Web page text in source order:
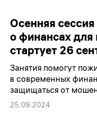
Осенняя
о финансах для
стартует 26
Занятия помогут
в современных
защищаться от
25.09.2024